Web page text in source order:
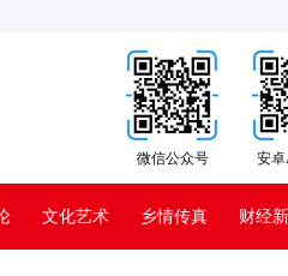
安
微信公众号
文化艺术 乡情传真 财经